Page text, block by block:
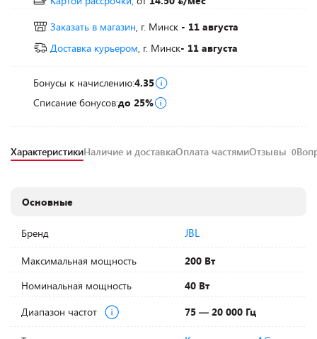
Заказать в магазин, г. Минск - 11 августа
Доставка курьером, г. Минск- 11 августа
Бонусы к начислению:4.35
Списание бонусов:до 25%
ХарактеристикиНаличие и доставкаОплата частямиОтзывы 0
Основные
Бренд JBL
Максимальная мощность
200 Вт
Номинальная мощность
40 Вт
Диапазон частот
75 — 20 000 Гц